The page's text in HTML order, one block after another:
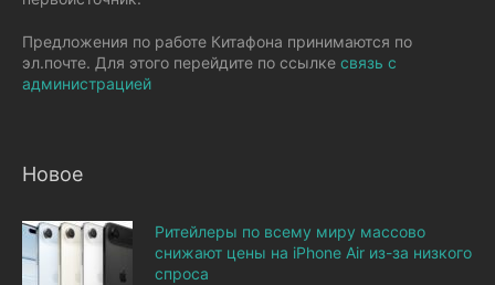
Предложения по работе Китафона принимаются по
эл.почте. Для этого перейдите по ссылке связь с
администрацией
Новое
Ритейлеры по всему миру массово
снижают цены на iPhone Air из-за низкого
спроса